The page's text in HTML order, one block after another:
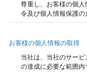
尊重し、お客様の個
令及び個人情報保護の
お客様の個人情報の取得
当社は、当社のサー
の達成に必要な範囲内